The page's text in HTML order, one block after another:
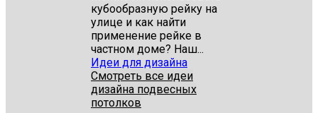
кубообразную рейку на
улице и как найти
применение рейке в
частном доме? Наш...
Идеи для дизайна
Смотреть все идеи
дизайна подвесных
потолков